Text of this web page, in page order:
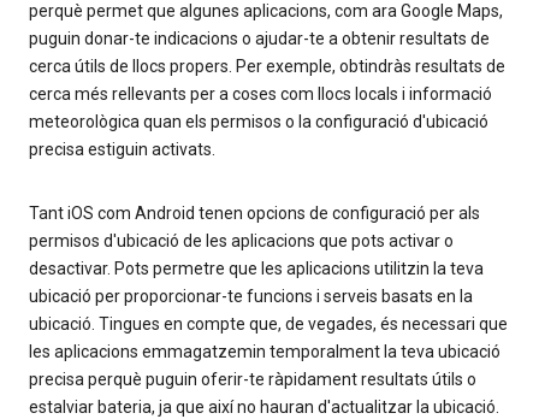
perquè permet que algunes aplicacions, com ara Google Maps,
puguin donar-te indicacions o ajudar-te a obtenir resultats de
cerca útils de llocs propers. Per exemple, obtindràs resultats de
cerca més rellevants per a coses com llocs locals i informació
meteorològica quan els permisos o la configuració d'ubicació
precisa estiguin activats.
Tant iOS com Android tenen opcions de configuració per als
permisos d'ubicació de les aplicacions que pots activar o
desactivar. Pots permetre que les aplicacions utilitzin la teva
ubicació per proporcionar-te funcions i serveis basats en la
ubicació. Tingues en compte que, de vegades, és necessari que
les aplicacions emmagatzemin temporalment la teva ubicació
precisa perquè puguin oferir-te ràpidament resultats útils o
estalviar bateria, ja que així no hauran d'actualitzar la ubicació.